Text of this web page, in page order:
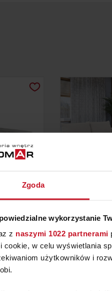
Zgoda
wykorzystanie
z naszymi 1022 partnerami
cookie, w celu wyświetlania
użytkowników i
Z
ZAPYTAJ